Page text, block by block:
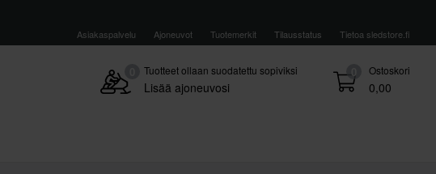
Asiakaspalvelu Ajoneuvot Tuotemerkit Tilausstatus Tietoa sledstore.fi
0 Ostoskori
0,00
Tuotteet ollaan suodatettu sopiviksi
Lisää ajoneuvosi